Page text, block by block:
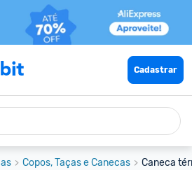
Cadastrar
Copos, Taças e Canecas Caneca